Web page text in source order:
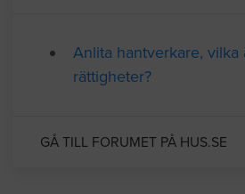
Anlita hantverkare, vilka
rättigheter?
GÅ TILL FORUMET PÅ HUS.SE